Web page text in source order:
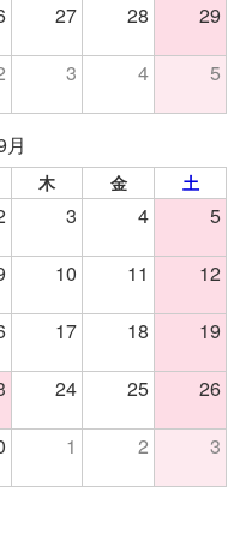
27 28 29
3 4 5
木 金 土
3 4 5
10 11 12
17 18 19
24 25 26
1 2 3